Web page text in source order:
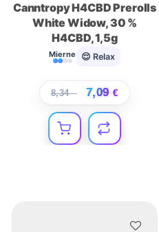
Canntropy H4CBD Prerolls
White Widow, 30 %
H4CBD, 1,5g
Mierne 😌 Relax
8,34€ 7,09 €